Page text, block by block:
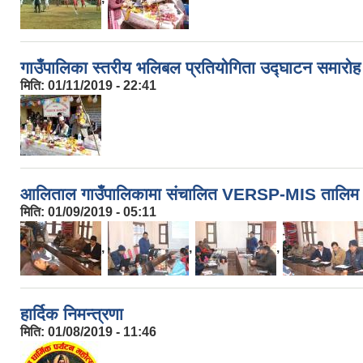
गाउँपालिका स्तरीय भलिबल प्रतियोगिता उद्घाटन समारोह
मिति: 01/11/2019 - 22:41
आलिताल गाउँपालिकामा संचालित VERSP-MIS तालिम
मिति: 01/09/2019 - 05:11
, , ,
हार्दिक निमन्त्रणा
मिति: 01/08/2019 - 11:46